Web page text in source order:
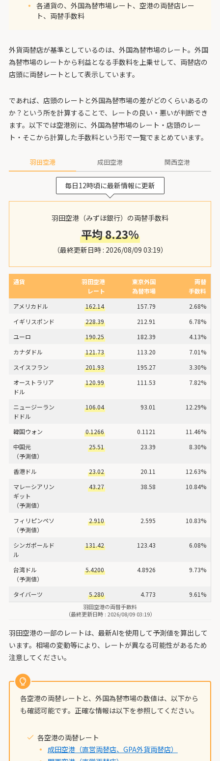
各通貨の、外国為替市場レート、空港の両替店レー
ト、両替手数料
外貨両替店が基準としているのは、外国為替市場のレート。外国
為替市場のレートから利益となる手数料を上乗せして、両替店の
店頭に両替レートとして表示しています。
であれば、店頭のレートと外国為替市場の差がどのくらいあるの
か？という所を計算することで、レートの良い・悪いが判断でき
ます。以下では空港別に、外国為替市場のレート・店頭のレー
ト・そこから計算した手数料という形で一覧でまとめています。
羽田空港 成田空港 関西空港
毎日12時頃に最新情報に更新
羽田空港（みずほ銀行）の両替手数料
平均 8.23%
（最終更新日時 : 2026/08/09 03:19）
通貨
羽田空港
レート
東京外国
為替市場
両替
手数料
アメリカドル
162.14 157.79
2.68%
イギリスポンド
228.39 212.91
6.78%
ユーロ
190.25 182.39
4.13%
カナダドル
121.73 113.20
7.01%
スイスフラン
201.93 195.27
3.30%
オーストラリア
ドル
120.99 111.53 7.82%
ニュージーラン
ドドル
106.04 93.01 12.29%
韓国ウォン 0.1266 0.1121
11.46%
中国元
（予測値）
25.51 23.39 8.30%
香港ドル 23.02 20.11
12.63%
マレーシアリン
ギット
（予測値）
43.27 38.58 10.84%
フィリピンペソ
（予測値）
2.910 2.595 10.83%
シンガポールド
ル
131.42 123.43 6.08%
台湾ドル
（予測値）
5.4200 4.8926 9.73%
タイバーツ 5.280 4.773 9.61%
羽田空港の両替手数料
（最終更新日時 : 2026/08/09 03:19）
羽田空港の一部のレートは、最新AIを使用して予測値を算出して
います。相場の変動等により、レートが異なる可能性があるため
注意してください。
各空港の両替レートと、外国為替市場の数値は、以下から
も確認可能です。正確な情報は以下を参照してください。
各空港の両替レート
成田空港（直営両替店、GPA外貨両替店）